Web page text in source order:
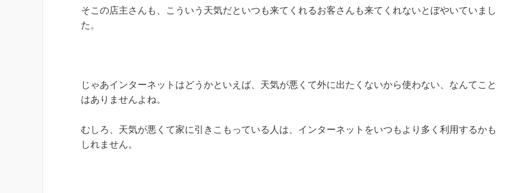
そこの店主さんも、こういう天気だといつも来てくれるお客さんも来てくれないとぼやいていまし
た。
じゃあインターネットはどうかといえば、天気が悪くて外に出たくないから使わない、なんてこと
はありませんよね。
むしろ、天気が悪くて家に引きこもっている人は、インターネットをいつもより多く利用するかも
しれません。